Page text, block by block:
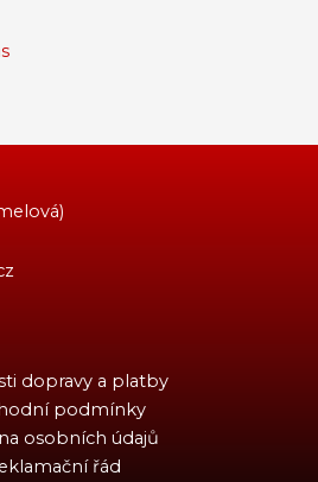
dopravy a platby
podmínky
osobních údajů
řád